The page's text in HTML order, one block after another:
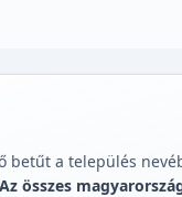
a település
Az összes